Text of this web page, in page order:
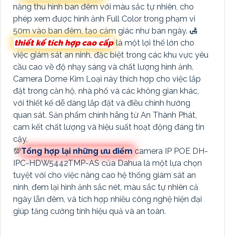
năng thu hình ban đêm với màu sắc tự nhiên, cho
phép xem được hình ảnh Full Color trong phạm vi
50m vào ban đêm, tạo cảm giác như ban ngày. 🛃
thiết kế tích hợp cao cấp là một lợi thế lớn cho
việc giám sát an ninh, đặc biệt trong các khu vực yêu
cầu cao về độ nhạy sáng và chất lượng hình ảnh.
Camera Dome Kim Loại này thích hợp cho việc lắp
đặt trong căn hộ, nhà phố và các không gian khác,
với thiết kế dễ dàng lắp đặt và điều chỉnh hướng
quan sát. Sản phẩm chính hãng từ An Thành Phát,
cam kết chất lượng và hiệu suất hoạt động đáng tin
cậy.
💯Tổng hợp lại những ưu điểm camera IP POE DH-
IPC-HDW5442TMP-AS của Dahua là một lựa chọn
tuyệt vời cho việc nâng cao hệ thống giám sát an
ninh, đem lại hình ảnh sắc nét, màu sắc tự nhiên cả
ngày lẫn đêm, và tích hợp nhiều công nghệ hiện đại
giúp tăng cường tính hiệu quả và an toàn.